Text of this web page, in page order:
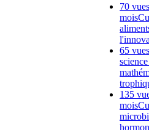
70
mois
65
135
mois